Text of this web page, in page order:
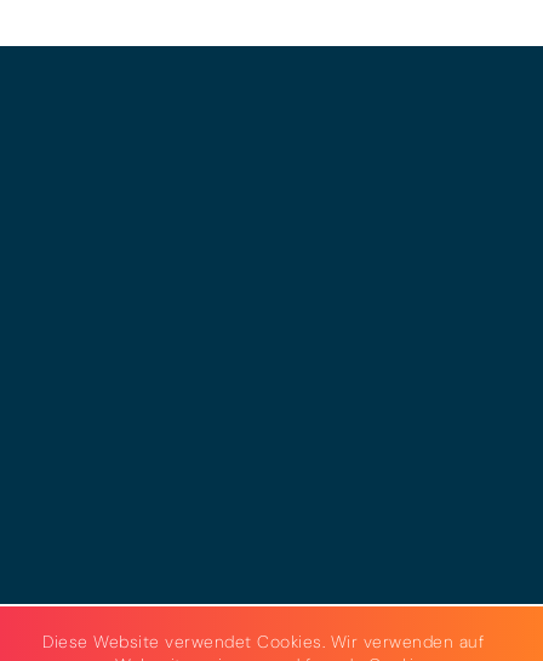
Diese Website verwendet Cookies. Wir verwenden auf